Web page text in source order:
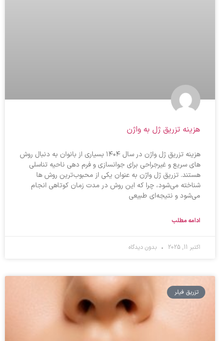
هزینه تزریق ژل به واژن
هزینه تزریق ژل واژن در سال ۱۴۰۴ بسیاری از بانوان به دنبال روش‌
های سریع و غیرجراحی برای جوانسازی و فرم‌ دهی ناحیه تناسلی
هستند. تزریق ژل واژن به‌ عنوان یکی از محبوب‌ترین روش‌ ها
شناخته می‌شود، چرا که این روش در مدت زمان کوتاهی انجام
می‌شود و نتیجه‌ای طبیعی
ادامه مطلب
اکتبر 11, 2025 بدون دیدگاه
تزریق فیلر